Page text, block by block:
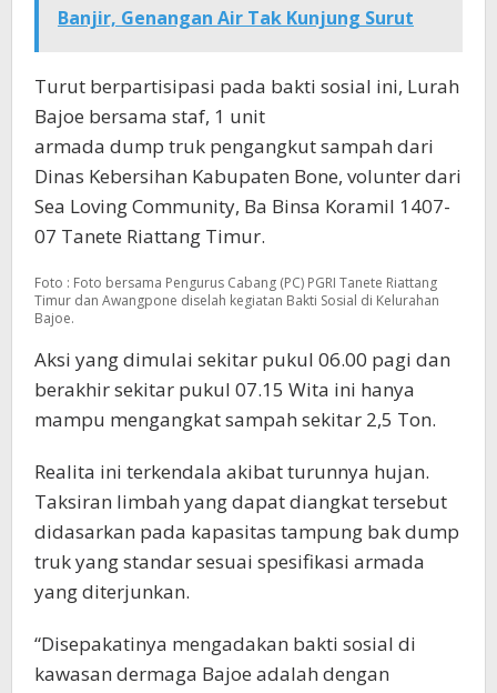
Banjir, Genangan Air Tak Kunjung Surut
Turut berpartisipasi pada bakti sosial ini, Lurah
Bajoe bersama staf, 1 unit
armada dump truk pengangkut sampah dari
Dinas Kebersihan Kabupaten Bone, volunter dari
Sea Loving Community, Ba Binsa Koramil 1407-
07 Tanete Riattang Timur.
Foto : Foto bersama Pengurus Cabang (PC) PGRI Tanete Riattang
Timur dan Awangpone diselah kegiatan Bakti Sosial di Kelurahan
Bajoe.
Aksi yang dimulai sekitar pukul 06.00 pagi dan
berakhir sekitar pukul 07.15 Wita ini hanya
mampu mengangkat sampah sekitar 2,5 Ton.
Realita ini terkendala akibat turunnya hujan.
Taksiran limbah yang dapat diangkat tersebut
didasarkan pada kapasitas tampung bak dump
truk yang standar sesuai spesifikasi armada
yang diterjunkan.
“Disepakatinya mengadakan bakti sosial di
kawasan dermaga Bajoe adalah dengan